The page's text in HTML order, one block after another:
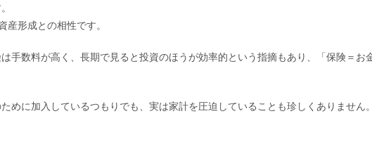
産形成との相性です。
手数料が高く、長期で見ると投資のほうが効率的という指摘もあり、「保険＝お
ために加入しているつもりでも、実は家計を圧迫していることも珍しくありません。